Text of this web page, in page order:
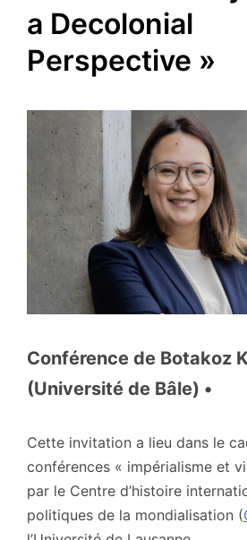
a Decolonial
Perspective »
Conférence de Botakoz
(Université de Bâle) •
Cette invitation a lieu dans le
conférences « impérialisme et
par le Centre d’histoire
politiques de la mondialisation (